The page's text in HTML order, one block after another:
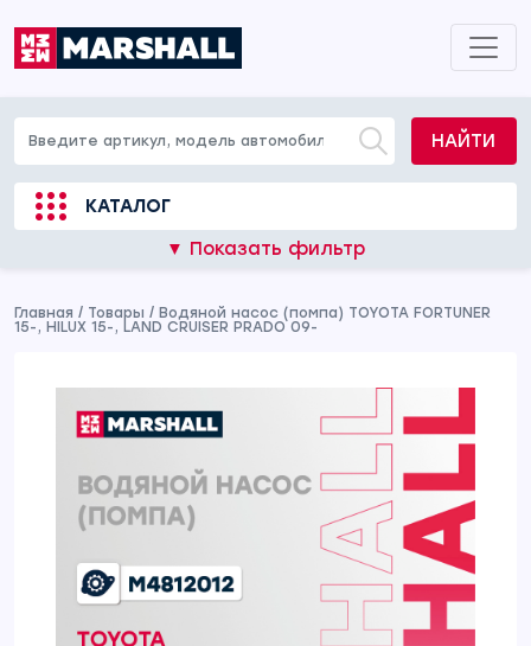
НАЙТИ
КАТАЛОГ
▼ Показать фильтр
Главная / Товары / Водяной насос (помпа) TOYOTA FORTUNER
15-, HILUX 15-, LAND CRUISER PRADO 09-